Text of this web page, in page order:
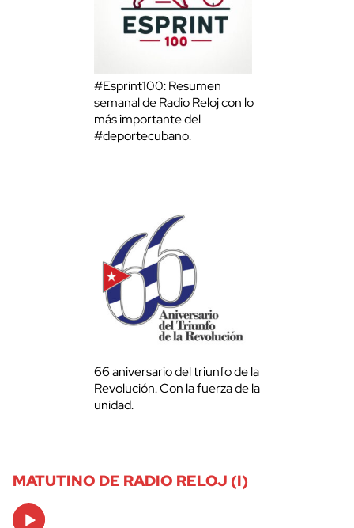
#Esprint100: Resumen
semanal de Radio Reloj con lo
más importante del
#deportecubano.
66 aniversario del triunfo de la
Revolución. Con la fuerza de la
unidad.
MATUTINO DE RADIO RELOJ (I)
Audio